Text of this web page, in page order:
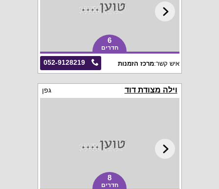
6
חדרים
052-9128219 איש קשר:מרכז הזמנות
וילה מצודת דוד גפן
8
חדרים